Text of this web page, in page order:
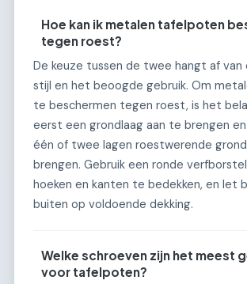
Hoe kan ik metalen tafelpoten
tegen roest?
De keuze tussen de twee hangt af
stijl en het beoogde gebruik. Om
te beschermen tegen roest, is het
eerst een grondlaag aan te brengen
één of twee lagen roestwerende
brengen. Gebruik een ronde
hoeken en kanten te bedekken, en let
buiten op voldoende dekking.
Welke schroeven zijn het meest
voor tafelpoten?